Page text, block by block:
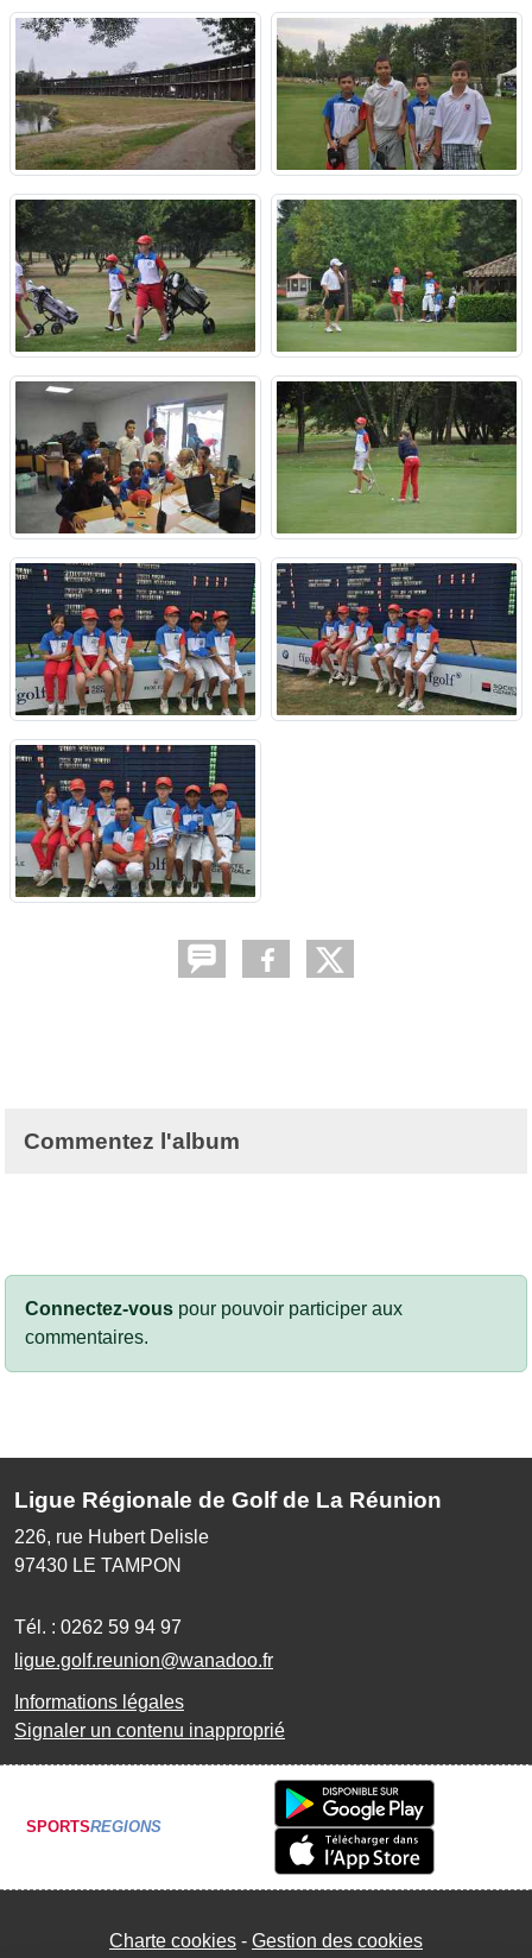
Commentez l'album
Connectez-vous pour pouvoir participer aux
commentaires.
Ligue Régionale de Golf de La Réunion
226, rue Hubert Delisle
97430 LE TAMPON
Tél. : 0262 59 94 97
ligue.golf.reunion@wanadoo.fr
Informations légales
Signaler un contenu inapproprié
SPORTSREGIONS
Charte cookies Gestion des cookies